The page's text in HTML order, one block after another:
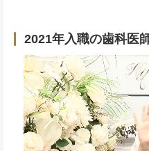
2021年入職の歯科医